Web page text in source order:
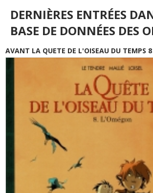
DERNIÈRES ENTRÉES
BASE DE DONNÉES DES
AVANT LA QUETE DE L'OISEAU DU TEMPS